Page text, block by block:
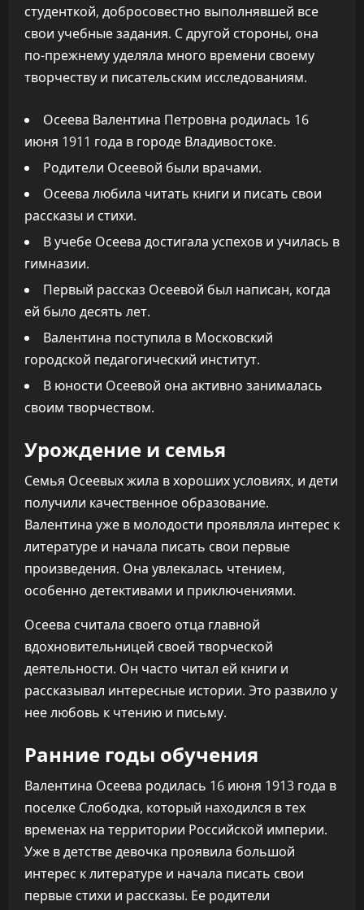
студенткой, добросовестно выполнявшей все
свои учебные задания. С другой стороны, она
по-прежнему уделяла много времени своему
творчеству и писательским исследованиям.
Осеева Валентина Петровна родилась 16
июня 1911 года в городе Владивостоке.
Родители Осеевой были врачами.
Осеева любила читать книги и писать свои
рассказы и стихи.
В учебе Осеева достигала успехов и училась в
гимназии.
Первый рассказ Осеевой был написан, когда
ей было десять лет.
Валентина поступила в Московский
городской педагогический институт.
В юности Осеевой она активно занималась
своим творчеством.
Урождение и семья
Семья Осеевых жила в хороших условиях, и дети
получили качественное образование.
Валентина уже в молодости проявляла интерес к
литературе и начала писать свои первые
произведения. Она увлекалась чтением,
особенно детективами и приключениями.
Осеева считала своего отца главной
вдохновительницей своей творческой
деятельности. Он часто читал ей книги и
рассказывал интересные истории. Это развило у
нее любовь к чтению и письму.
Ранние годы обучения
Валентина Осеева родилась 16 июня 1913 года в
поселке Слободка, который находился в тех
временах на территории Российской империи.
Уже в детстве девочка проявила большой
интерес к литературе и начала писать свои
первые стихи и рассказы. Ее родители